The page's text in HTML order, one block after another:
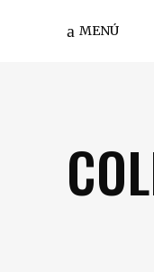
MENÚ